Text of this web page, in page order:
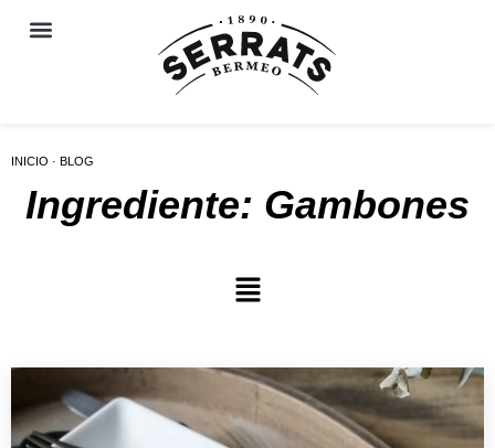
INICIO · BLOG
Ingrediente: Gambones